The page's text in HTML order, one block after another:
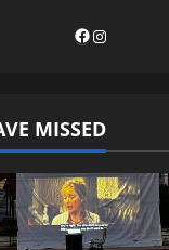
Facebook
Instagram
MISSED